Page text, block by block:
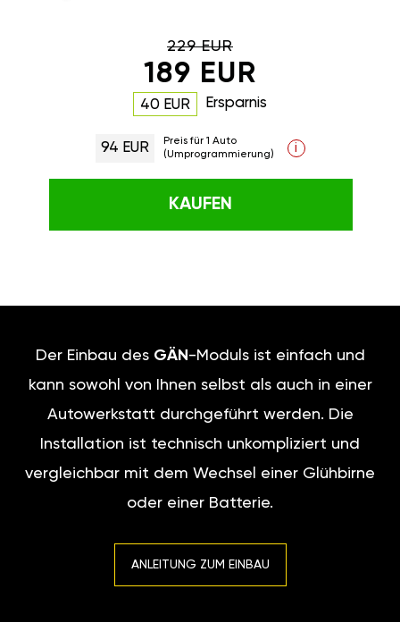
229 EUR
189 EUR
40 EUR Ersparnis
94 EUR
Preis für 1 Auto
(Umprogrammierung)
i
KAUFEN
Der Einbau des GÄN -Moduls ist einfach und
kann sowohl von Ihnen selbst als auch in einer
Autowerkstatt durchgeführt werden. Die
Installation ist technisch unkompliziert und
vergleichbar mit dem Wechsel einer Glühbirne
oder einer Batterie.
ANLEITUNG ZUM EINBAU